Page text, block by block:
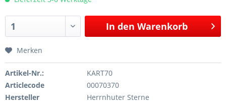
In den Warenkorb
Merken
Artikel-Nr.:
KART70
Articlecode
00070370
Hersteller
Herrnhuter Sterne